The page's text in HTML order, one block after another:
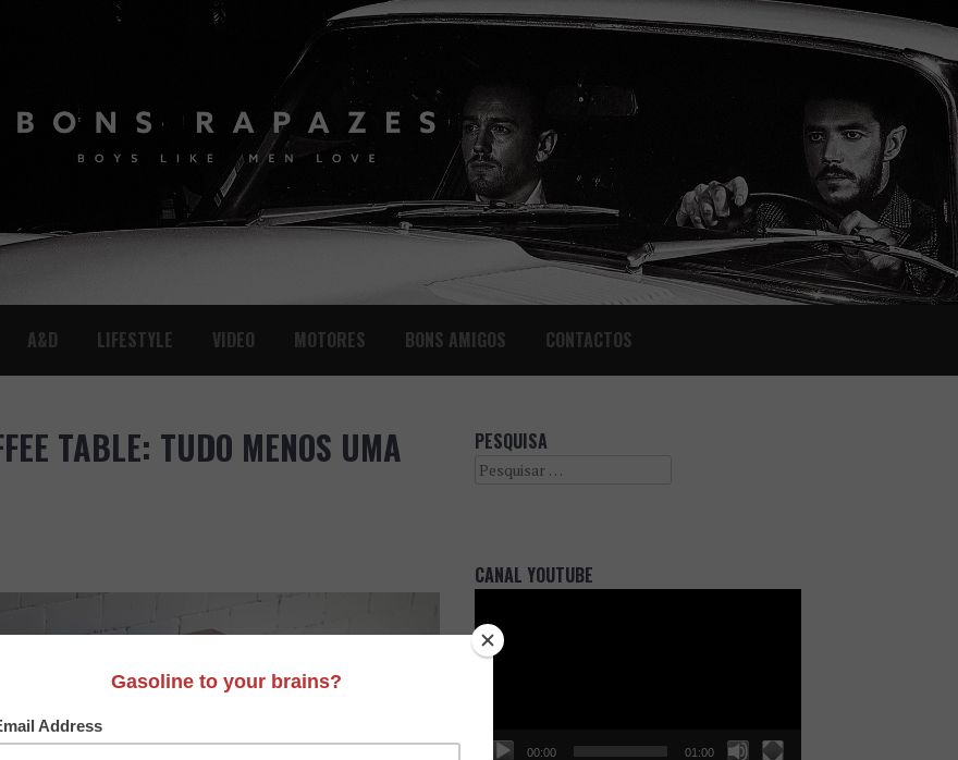
A&D LIFESTYLE VIDEO MOTORES BONS AMIGOS CONTACTOS
TABLE: TUDO MENOS UMA
PESQUISA
Search
CANAL YOUTUBE
de
vídeo
00:00 01:00